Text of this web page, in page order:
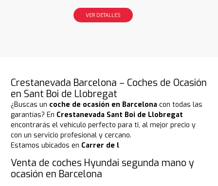
VER DETALLES
Crestanevada Barcelona – Coches de Ocasión
en Sant Boi de Llobregat
¿Buscas un coche de ocasión en Barcelona con todas las
garantías? En Crestanevada Sant Boi de Llobregat
encontrarás el vehículo perfecto para ti, al mejor precio y
con un servicio profesional y cercano.
Estamos ubicados en Carrer de l
Venta de coches Hyundai segunda mano y
ocasión en Barcelona